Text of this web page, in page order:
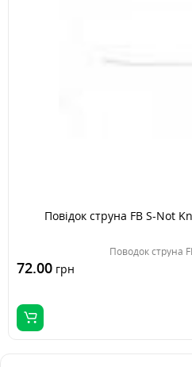
Повідок струна FB S-Not
Поводок струна
72.00 грн